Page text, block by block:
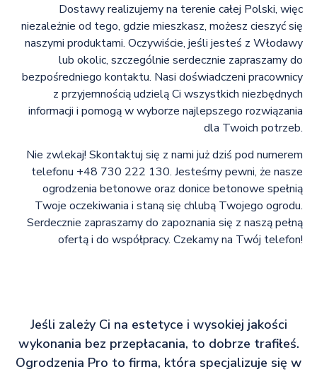
Dostawy realizujemy na terenie całej Polski, więc
niezależnie od tego, gdzie mieszkasz, możesz cieszyć się
naszymi produktami. Oczywiście, jeśli jesteś z Włodawy
lub okolic, szczególnie serdecznie zapraszamy do
bezpośredniego kontaktu. Nasi doświadczeni pracownicy
z przyjemnością udzielą Ci wszystkich niezbędnych
informacji i pomogą w wyborze najlepszego rozwiązania
dla Twoich potrzeb.
Nie zwlekaj! Skontaktuj się z nami już dziś pod numerem
telefonu +48 730 222 130. Jesteśmy pewni, że nasze
ogrodzenia betonowe oraz donice betonowe spełnią
Twoje oczekiwania i staną się chlubą Twojego ogrodu.
Serdecznie zapraszamy do zapoznania się z naszą pełną
ofertą i do współpracy. Czekamy na Twój telefon!
Jeśli zależy Ci na estetyce i wysokiej jakości
wykonania bez przepłacania, to dobrze trafiłeś.
Ogrodzenia Pro to firma, która specjalizuje się w